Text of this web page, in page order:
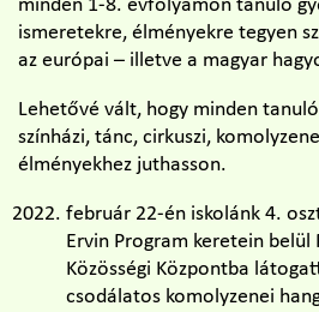
minden 1-8. évfolyamon tanuló
ismeretekre, élményekre tegyen
az európai – illetve a magyar
Lehetővé vált, hogy minden
színházi, tánc, cirkuszi,
élményekhez juthasson.
február 22-én iskolánk 4.
Ervin Program keretein belül
Közösségi Központba
csodálatos komolyzenei